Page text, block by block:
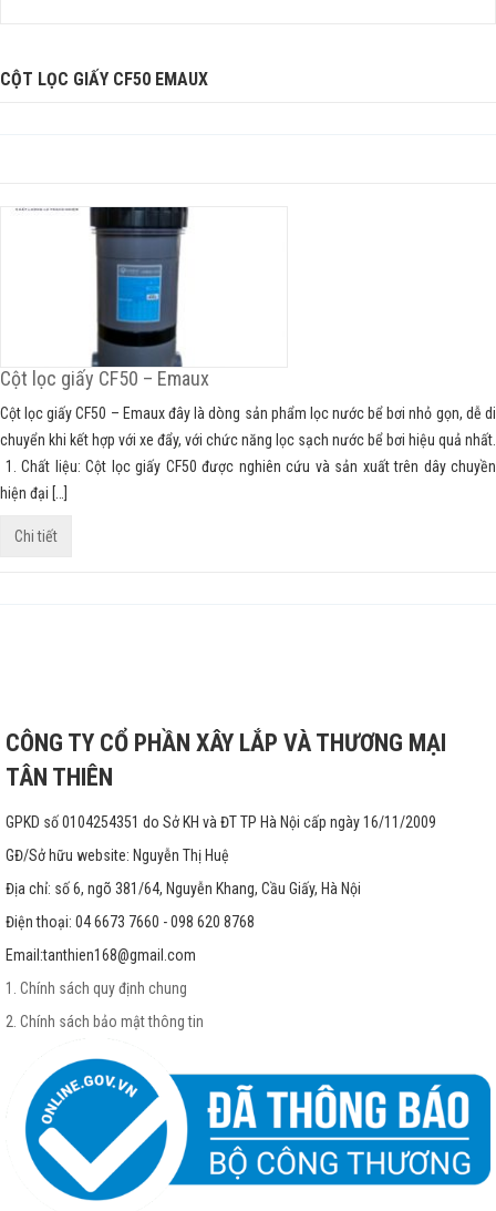
CỘT LỌC GIẤY CF50 EMAUX
Cột lọc giấy CF50 – Emaux
Cột lọc giấy CF50 – Emaux đây là dòng sản phẩm lọc nước bể bơi nhỏ gọn, dễ di
chuyển khi kết hợp với xe đẩy, với chức năng lọc sạch nước bể bơi hiệu quả nhất.
1. Chất liệu: Cột lọc giấy CF50 được nghiên cứu và sản xuất trên dây chuyền
hiện đại […]
Chi tiết
CÔNG TY CỔ PHẦN XÂY LẮP VÀ THƯƠNG MẠI
TÂN THIÊN
GPKD số 0104254351 do Sở KH và ĐT TP Hà Nội cấp ngày 16/11/2009
GĐ/Sở hữu website: Nguyễn Thị Huệ
Địa chỉ: số 6, ngõ 381/64, Nguyễn Khang, Cầu Giấy, Hà Nội
Điện thoại: 04 6673 7660 - 098 620 8768
Email:tanthien168@gmail.com
1. Chính sách quy định chung
2. Chính sách bảo mật thông tin